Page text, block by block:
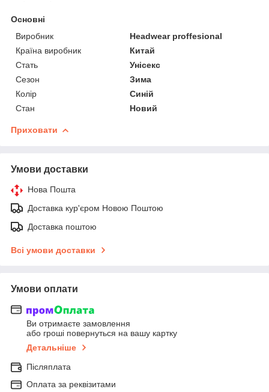
Основні
Виробник
Headwear proffesional
Країна виробник
Китай
Стать
Унісекс
Сезон
Зима
Колір
Синій
Стан
Новий
Приховати
Умови доставки
Нова Пошта
Доставка кур'єром Новою Поштою
Доставка поштою
Всі умови доставки
Умови оплати
Ви отримаєте замовлення
або гроші повернуться на вашу картку
Детальніше
Післяплата
Оплата за реквізитами